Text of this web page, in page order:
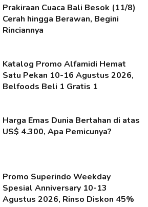
Prakiraan Cuaca Bali Besok (11/8)
Cerah hingga Berawan, Begini
Rinciannya
Katalog Promo Alfamidi Hemat
Satu Pekan 10-16 Agustus 2026,
Belfoods Beli 1 Gratis 1
Harga Emas Dunia Bertahan di atas
US$ 4.300, Apa Pemicunya?
Promo Superindo Weekday
Spesial Anniversary 10-13
Agustus 2026, Rinso Diskon 45%